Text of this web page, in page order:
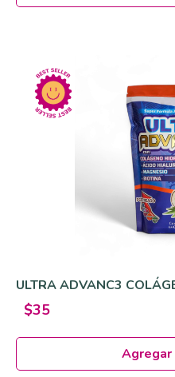
ULTRA ADVANC3
$35